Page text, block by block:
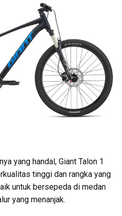
yang handal, Giant Talon 1
tinggi dan rangka yang
untuk bersepeda di medan
yang menanjak.